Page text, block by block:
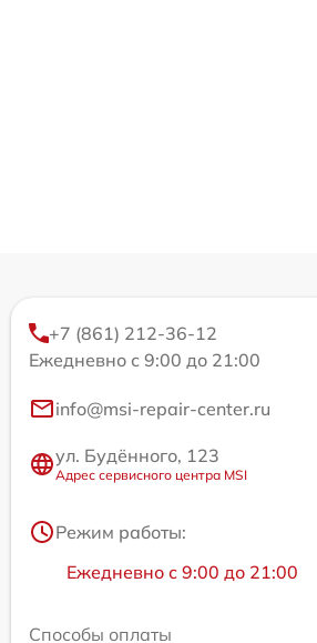
+7 (861) 212-36-12
Ежедневно с 9:00 до 21:00
info@msi-repair-center.ru
ул. Будённого, 123
Адрес сервисного центра MSI
Режим работы:
Ежедневно с 9:00 до 21:00
Способы оплаты